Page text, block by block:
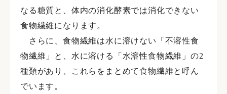
なる糖質と、体内の消化酵素では消化できない
食物繊維になります。
さらに、食物繊維は水に溶けない「不溶性食
物繊維」と、水に溶ける「水溶性食物繊維」の2
種類があり、これらをまとめて食物繊維と呼ん
でいます。